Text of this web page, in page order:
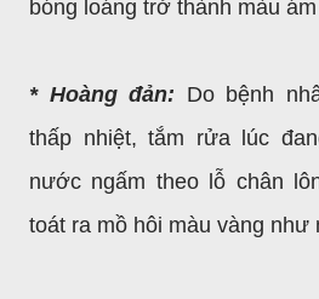
bóng loáng trở thành màu
* Hoàng đản: Do bệnh
thấp nhiệt, tắm rửa lúc
nước ngấm theo lỗ chân
toát ra mồ hôi màu vàng như